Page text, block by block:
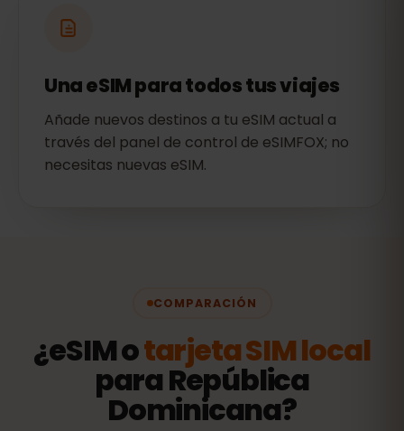
Una eSIM para todos tus viajes
Añade nuevos destinos a tu eSIM actual a
través del panel de control de eSIMFOX; no
necesitas nuevas eSIM.
COMPARACIÓN
¿eSIM otarjeta SIM local
para República
Dominicana?